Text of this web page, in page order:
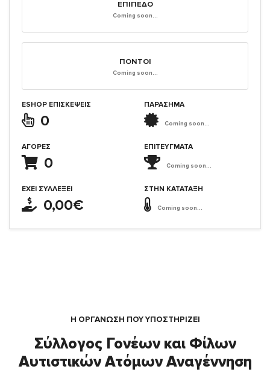
ΕΠΊΠΕΔΟ
Coming soon...
ΠΌΝΤΟΙ
Coming soon...
ESHOP ΕΠΙΣΚΈΨΕΙΣ
0
ΑΓΟΡΈΣ
0
ΈΧΕΙ ΣΥΛΛΈΞΕΙ
0,00€
ΠΑΡΑΣΗΜΑ
Coming soon...
ΕΠΙΤΕΎΓΜΑΤΑ
Coming soon...
ΣΤΗΝ ΚΑΤΆΤΑΞΗ
Coming soon...
Η ΟΡΓΆΝΩΣΗ ΠΟΥ ΥΠΟΣΤΗΡΙΖΕΙ
Σύλλογος Γονέων και Φίλων
Αυτιστικών Ατόμων Αναγέννηση